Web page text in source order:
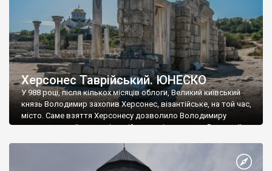
Херсонес Таврійський. ЮНЕСКО
У 988 році, після кількох місяців облоги, Великий київський
князь Володимир захопив Херсонес, візантійське, на той час,
місто. Саме взяття Херсонесу дозволило Володимиру
диктувати свої умови візантійському імператору Василю ІІ, та
Херсонесі Володимир-язичник, став Василем-християнином.
А потім було Хрещення Русі. На честь Херсонесу Таврійського